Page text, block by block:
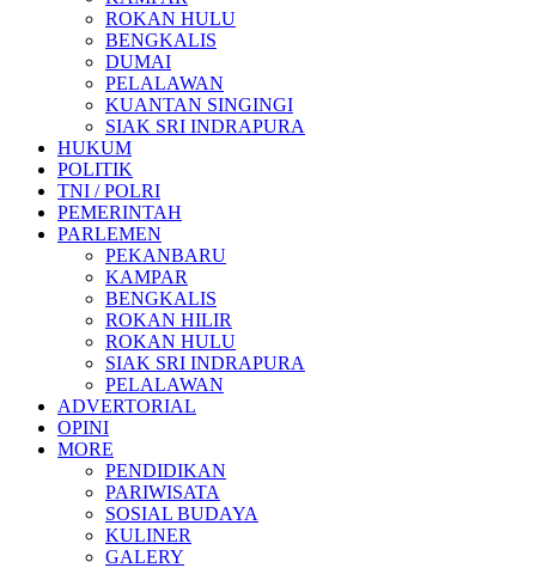
ROKAN HULU
BENGKALIS
DUMAI
PELALAWAN
KUANTAN SINGINGI
SIAK SRI INDRAPURA
HUKUM
POLITIK
TNI / POLRI
PEMERINTAH
PARLEMEN
PEKANBARU
KAMPAR
BENGKALIS
ROKAN HILIR
ROKAN HULU
SIAK SRI INDRAPURA
PELALAWAN
ADVERTORIAL
OPINI
MORE
PENDIDIKAN
PARIWISATA
SOSIAL BUDAYA
KULINER
GALERY